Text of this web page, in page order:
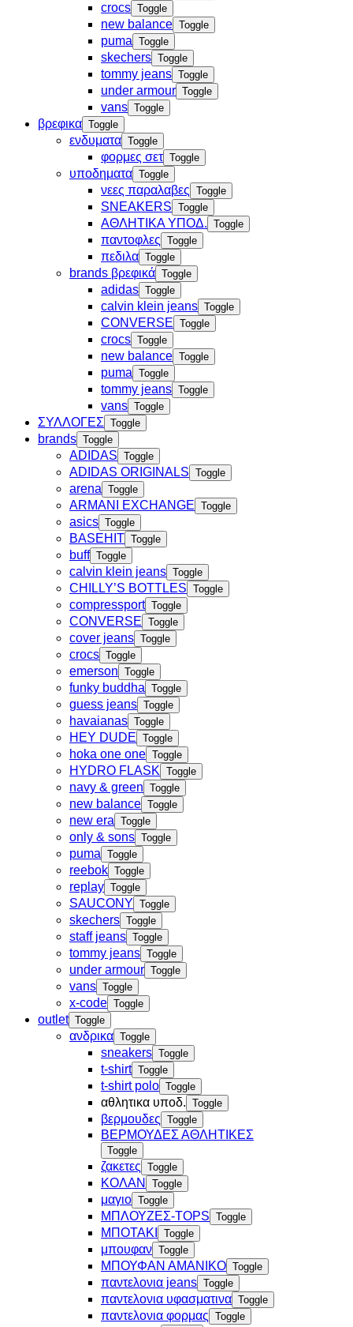
crocs Toggle
new balance Toggle
puma Toggle
skechers Toggle
tommy jeans Toggle
under armour Toggle
vans Toggle
βρεφικα Toggle
ενδυματα Toggle
φορμες σετ Toggle
υποδηματα Toggle
νεες παραλαβες Toggle
SNEAKERS Toggle
ΑΘΛΗΤΙΚΑ ΥΠΟΔ. Toggle
παντοφλες Toggle
πεδιλα Toggle
brands βρεφικά Toggle
adidas Toggle
calvin klein jeans Toggle
CONVERSE Toggle
crocs Toggle
new balance Toggle
puma Toggle
tommy jeans Toggle
vans Toggle
ΣΥΛΛΟΓΕΣ Toggle
brands Toggle
ADIDAS Toggle
ADIDAS ORIGINALS Toggle
arena Toggle
ARMANI EXCHANGE Toggle
asics Toggle
BASEHIT Toggle
buff Toggle
calvin klein jeans Toggle
CHILLY’S BOTTLES Toggle
compressport Toggle
CONVERSE Toggle
cover jeans Toggle
crocs Toggle
emerson Toggle
funky buddha Toggle
guess jeans Toggle
havaianas Toggle
HEY DUDE Toggle
hoka one one Toggle
HYDRO FLASK Toggle
navy & green Toggle
new balance Toggle
new era Toggle
only & sons Toggle
puma Toggle
reebok Toggle
replay Toggle
SAUCONY Toggle
skechers Toggle
staff jeans Toggle
tommy jeans Toggle
under armour Toggle
vans Toggle
x-code Toggle
outlet Toggle
ανδρικα Toggle
sneakers Toggle
t-shirt Toggle
t-shirt polo Toggle
αθλητικα υποδ. Toggle
βερμουδες Toggle
ΒΕΡΜΟΥΔΕΣ ΑΘΛΗΤΙΚΕΣ
Toggle
ζακετες Toggle
ΚΟΛΑΝ Toggle
μαγιο Toggle
ΜΠΛΟΥΖΕΣ-TOPS Toggle
ΜΠΟΤΑΚΙ Toggle
μπουφαν Toggle
ΜΠΟΥΦΑΝ ΑΜΑΝΙΚΟ Toggle
παντελονια jeans Toggle
παντελονια υφασματινα Toggle
παντελονια φορμας Toggle